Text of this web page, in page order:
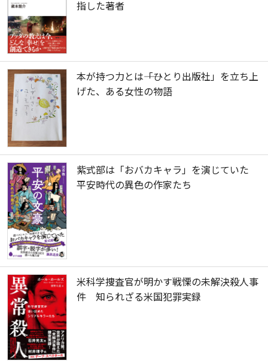
指した著者
本が持つ力とは――「ひとり出版社」を立ち上
げた、ある女性の物語
紫式部は「おバカキャラ」を演じていた
平安時代の異色の作家たち
米科学捜査官が明かす戦慄の未解決殺人事
件 知られざる米国犯罪実録